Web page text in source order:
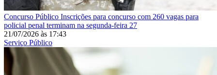
Concurso Público Inscrições para concurso com 260 vagas para
policial penal terminam na segunda-feira 27
21/07/2026 às 17:43
Serviço Público